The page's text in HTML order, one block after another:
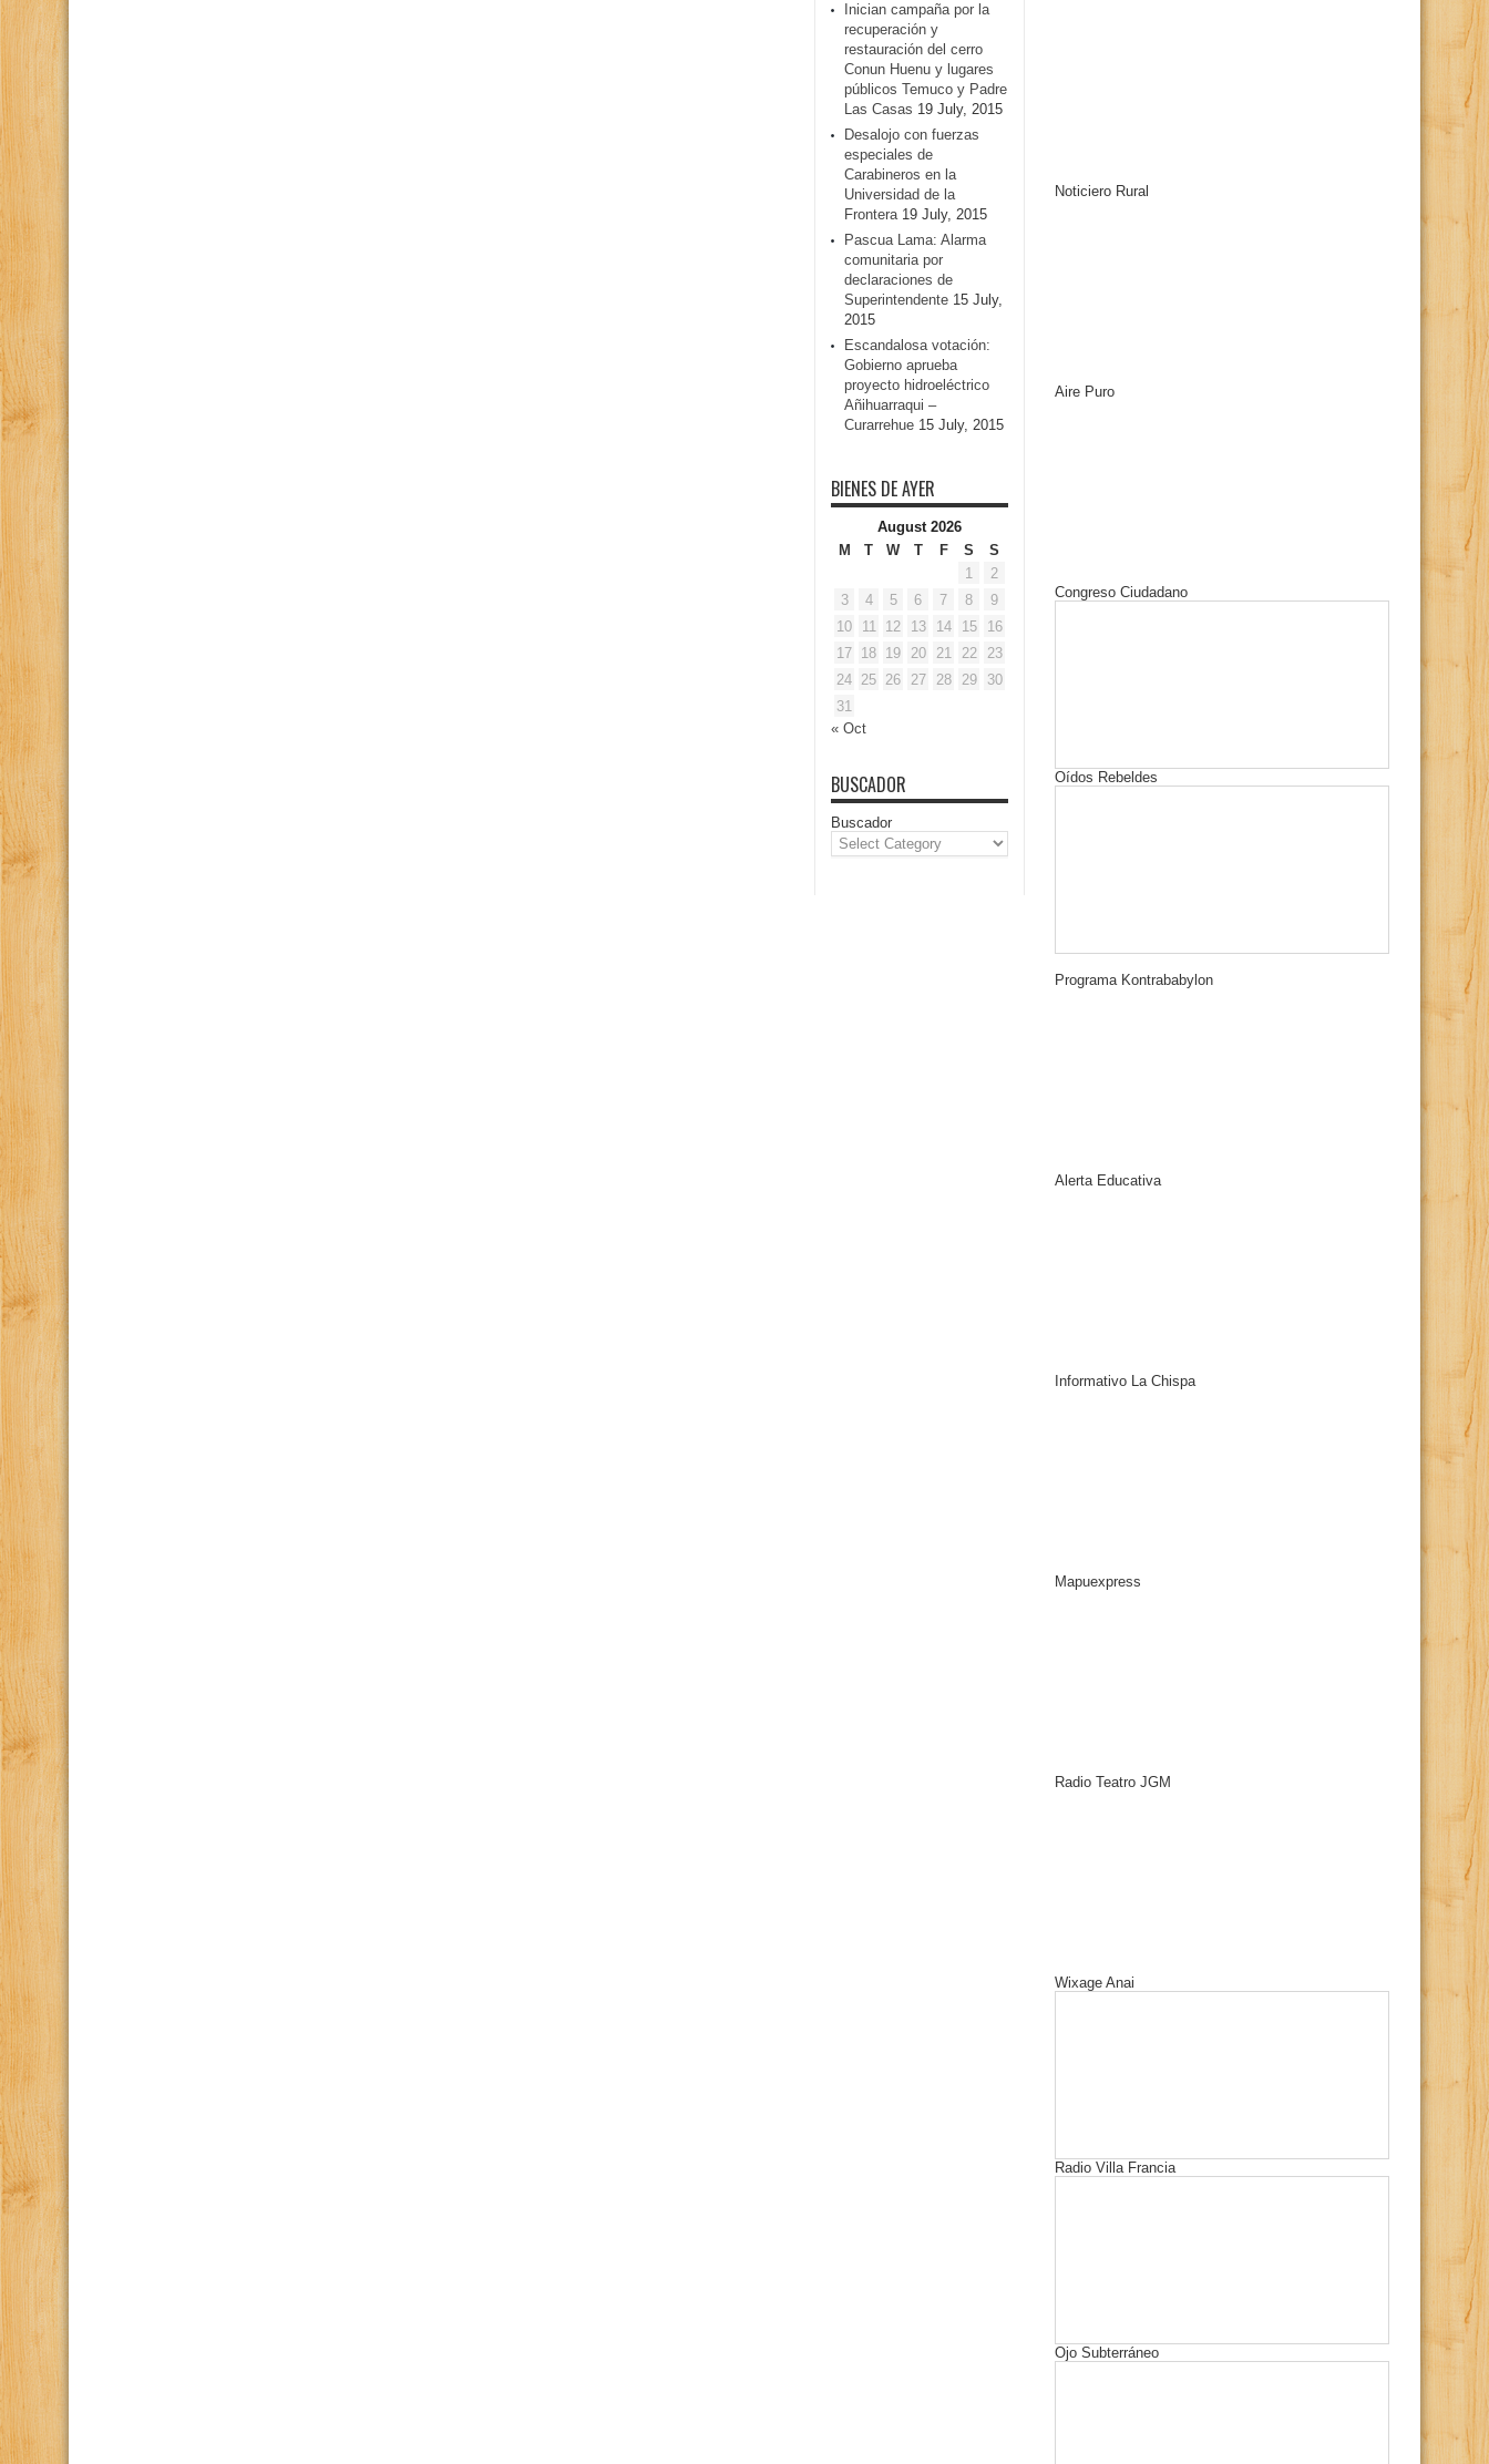
Inician campaña por la
recuperación y
restauración del cerro
Conun Huenu y lugares
públicos Temuco y Padre
Las Casas 19 July, 2015
Desalojo con fuerzas
especiales de
Carabineros en la
Universidad de la
Frontera 19 July, 2015
Pascua Lama: Alarma
comunitaria por
declaraciones de
Superintendente 15 July,
2015
Escandalosa votación:
Gobierno aprueba
proyecto hidroeléctrico
Añihuarraqui –
Curarrehue 15 July, 2015
BIENES DE AYER
August 2026
M
T W T F S
S
1
2
3
4 5 6 7 8
9
10
11 12 13 14 15
16
17 18 19 20 21 22
23
24 25 26 27 28 29
30
31
« Oct
BUSCADOR
Buscador
Noticiero Rural
Aire Puro
Congreso Ciudadano
Oídos Rebeldes
Programa Kontrababylon
Alerta Educativa
Informativo La Chispa
Mapuexpress
Radio Teatro JGM
Wixage Anai
Radio Villa Francia
Ojo Subterráneo